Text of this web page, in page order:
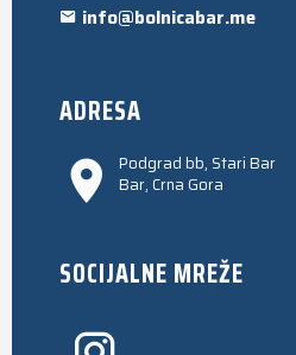
info@bolnicabar.me
ADRESA
Podgrad bb, Stari Bar
Bar, Crna Gora
SOCIJALNE MREŽE